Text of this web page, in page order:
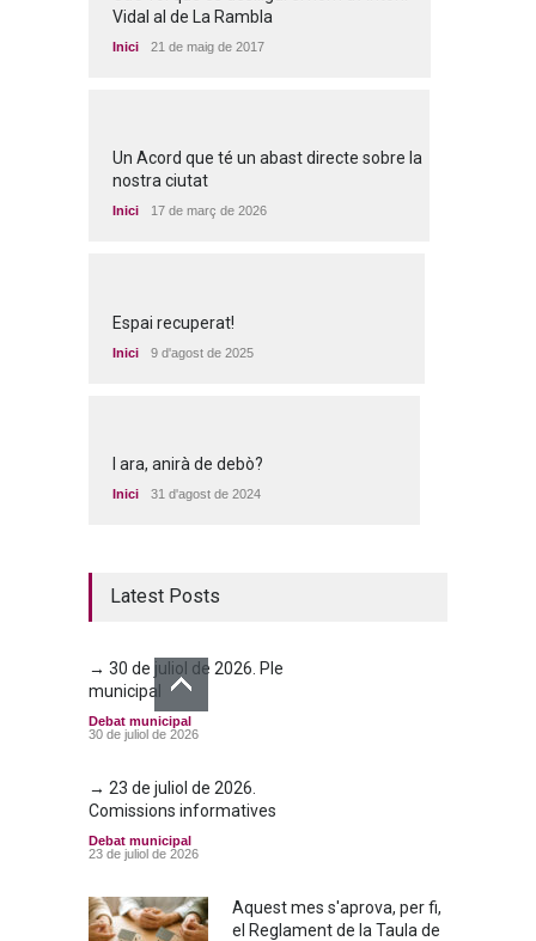
Vidal al de La Rambla
Inici 21 de maig de 2017
Un Acord que té un abast directe sobre la
nostra ciutat
Inici 17 de març de 2026
Espai recuperat!
Inici 9 d'agost de 2025
I ara, anirà de debò?
Inici 31 d'agost de 2024
Latest Posts
→ 30 de juliol de 2026. Ple
municipal
Debat municipal
30 de juliol de 2026
→ 23 de juliol de 2026.
Comissions informatives
Debat municipal
23 de juliol de 2026
Aquest mes s'aprova, per fi,
el Reglament de la Taula de